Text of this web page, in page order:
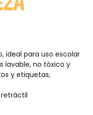
ideal para uso escolar
lavable, no tóxico y
y etiquetas,